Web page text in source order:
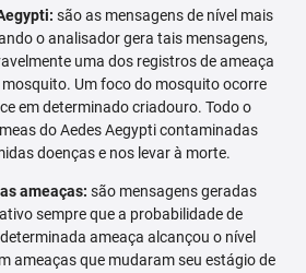
são as mensagens de nível mais
o analisador gera tais mensagens,
uma dos registros de ameaça
Um foco do mosquito ocorre
em determinado criadouro. Todo o
do Aedes Aegypti contaminadas
doenças e nos levar à morte.
ameaças: são mensagens geradas
sempre que a probabilidade de
ameaça alcançou o nível
ameaças que mudaram seu estágio de